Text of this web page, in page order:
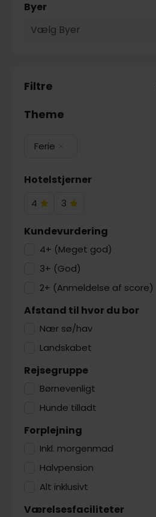
Byer
Vælg Byer
Filtre
Theme
Ferie
Hotelstjerner
4
4
3
3
Kundevurdering
4+ (Meget god)
3+ (God)
2+ (Anmeldelse af score)
Afstand til hvor du bor
Nær sø/hav
Landskabet
Rejsegruppe
Børnevenligt
Hunde tilladt
Forplejning
Inkl. morgenmad
Halvpension
Alt inklusivt
Værelsesfaciliteter